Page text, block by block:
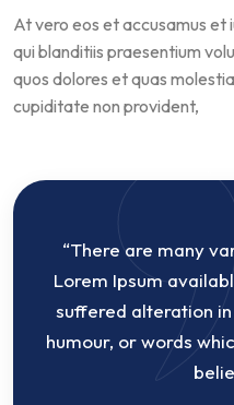
At vero eos et accusamus et
qui blanditiis praesentium
quos dolores et quas
cupiditate non provident,
“There are many
Lorem Ipsum
suffered alteration
humour, or words